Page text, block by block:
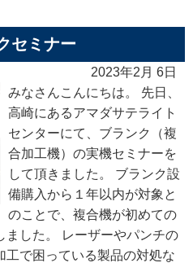
セミナー
2023年2月 6日
みなさんこんにちは。 先日、
高崎にあるアマダサテライト
センターにて、ブランク（複
合加工機）の実機セミナーを
して頂きました。 ブランク設
備購入から１年以内が対象と
のことで、複合機が初めての
ました。 レーザーやパンチの
で困っている製品の対処な